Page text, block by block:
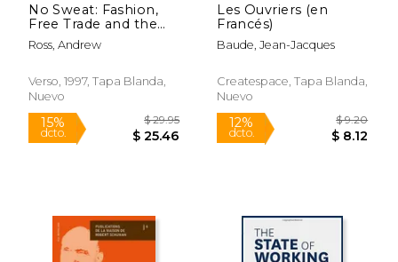
No Sweat: Fashion,
Free Trade and the
Rights of Garment
Workers (en Inglés)
Ross, Andrew
Verso, 1997, Tapa Blanda,
Nuevo
Les Ouvriers (en
Francés)
Baude, Jean-Jacques
Createspace, Tapa Blanda,
Nuevo